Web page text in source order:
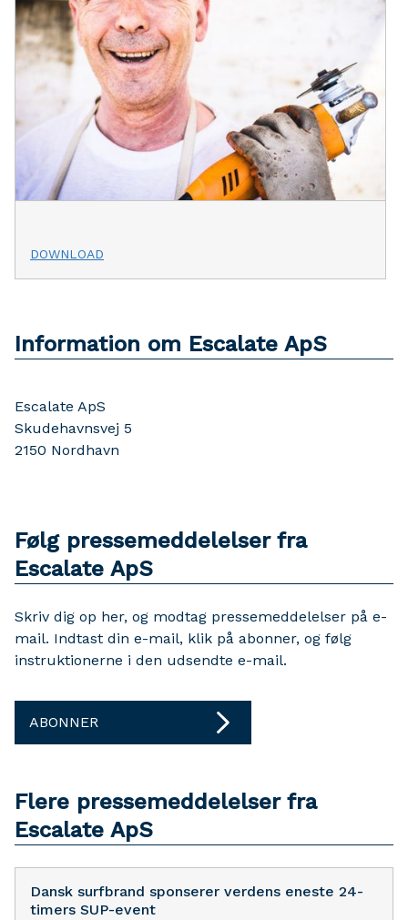
DOWNLOAD
Information om Escalate ApS
Escalate ApS
Skudehavnsvej 5
2150 Nordhavn
Følg pressemeddelelser fra
Escalate ApS
Skriv dig op her, og modtag pressemeddelelser på e-
mail. Indtast din e-mail, klik på abonner, og følg
instruktionerne i den udsendte e-mail.
ABONNER
Flere pressemeddelelser fra
Escalate ApS
Dansk surfbrand sponserer verdens eneste 24-
timers SUP-event